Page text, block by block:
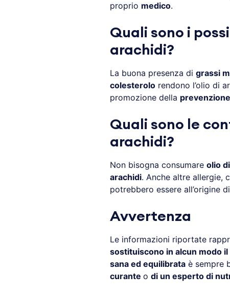
proprio medico.
Quali sono i
arachidi?
La buona presenza di grassi
colesterolorendono l’olio di
promozione della
Quali sono le
arachidi?
Non bisogna consumare olio
arachidi. Anche altre allergie,
potrebbero essere all’origine di
Avvertenza
Le informazioni riportate
sostituiscono in alcun modo
sana ed equilibrataè sempre
curante o di un esperto di